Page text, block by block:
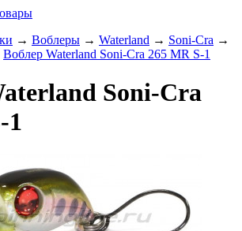
→ Воблеры → Waterland → Soni-Cra →
Воблер Waterland Soni-Cra 265 MR S-1
Soni-Cra
1